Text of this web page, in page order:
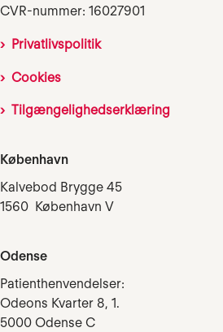
CVR-nummer: 16027901
Privatlivspolitik
Cookies
Tilgængelighedserklæring
København
Kalvebod Brygge 45
1560 København V
Odense
Patienthenvendelser:
Odeons Kvarter 8, 1.
5000 Odense C